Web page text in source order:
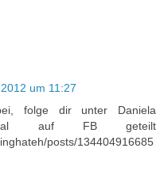
um 11:27
folge dir unter Daniela
auf FB geteilt
posts/134404916685